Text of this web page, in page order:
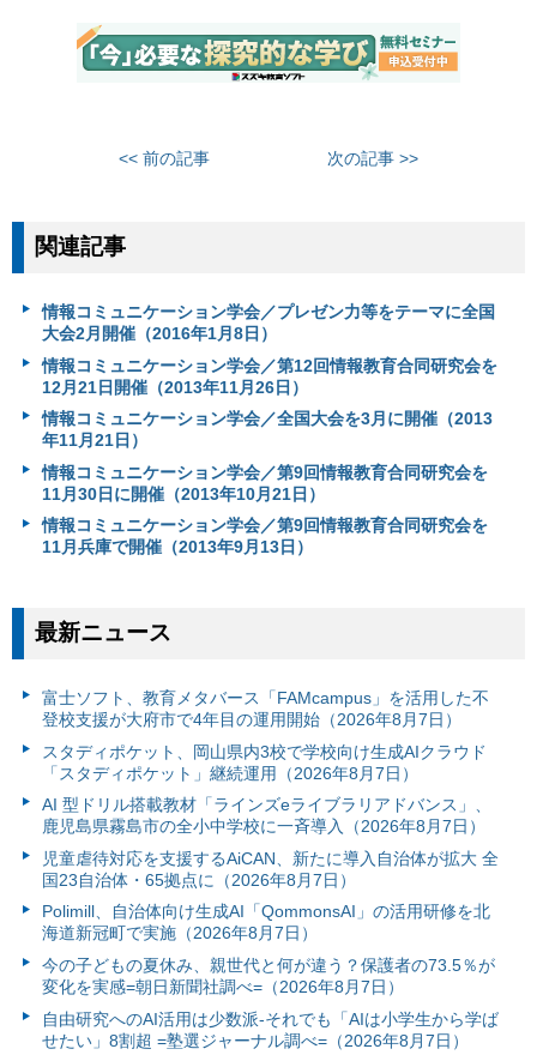
<< 前の記事 次の記事 >>
関連記事
情報コミュニケーション学会／プレゼン力等をテーマに全国
大会2月開催（2016年1月8日）
情報コミュニケーション学会／第12回情報教育合同研究会を
12月21日開催（2013年11月26日）
情報コミュニケーション学会／全国大会を3月に開催（2013
年11月21日）
情報コミュニケーション学会／第9回情報教育合同研究会を
11月30日に開催（2013年10月21日）
情報コミュニケーション学会／第9回情報教育合同研究会を
11月兵庫で開催（2013年9月13日）
最新ニュース
富⼠ソフト、教育メタバース「FAMcampus」を活用した不
登校支援が大府市で4年目の運用開始（2026年8月7日）
スタディポケット、岡山県内3校で学校向け生成AIクラウド
「スタディポケット」継続運用（2026年8月7日）
AI 型ドリル搭載教材「ラインズeライブラリアドバンス」、
鹿児島県霧島市の全小中学校に一斉導入（2026年8月7日）
児童虐待対応を支援するAiCAN、新たに導入自治体が拡大 全
国23自治体・65拠点に（2026年8月7日）
Polimill、自治体向け生成AI「QommonsAI」の活用研修を北
海道新冠町で実施（2026年8月7日）
今の子どもの夏休み、親世代と何が違う？保護者の73.5％が
変化を実感=朝日新聞社調べ=（2026年8月7日）
自由研究へのAI活用は少数派-それでも「AIは小学生から学ば
せたい」8割超 =塾選ジャーナル調べ=（2026年8月7日）